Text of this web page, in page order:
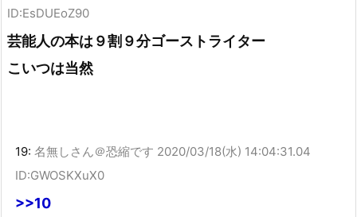
ID:EsDUEoZ90
芸能人の本は９割９分ゴーストライター
こいつは当然
19: 名無しさん＠恐縮です 2020/03/18(水) 14:04:31.04
ID:GWOSKXuX0
>>10